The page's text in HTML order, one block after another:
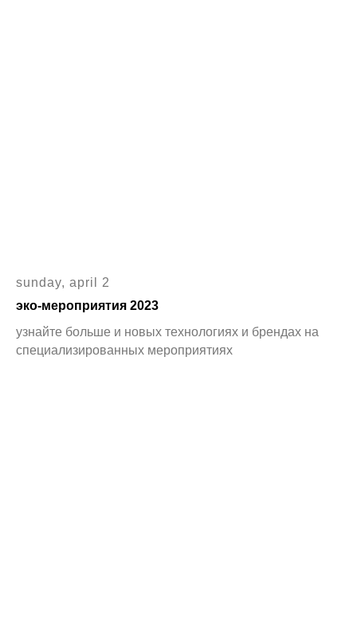
sunday, april 2
эко-мероприятия 2023
узнайте больше и новых технологиях и брендах на
специализированных мероприятиях